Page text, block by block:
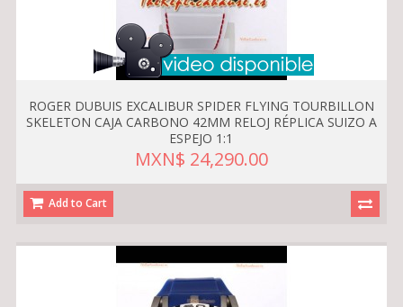
ROGER DUBUIS EXCALIBUR SPIDER FLYING TOURBILLON
SKELETON CAJA CARBONO 42MM RELOJ RÉPLICA SUIZO A
ESPEJO 1:1
MXN$ 24,290.00
Add to Cart